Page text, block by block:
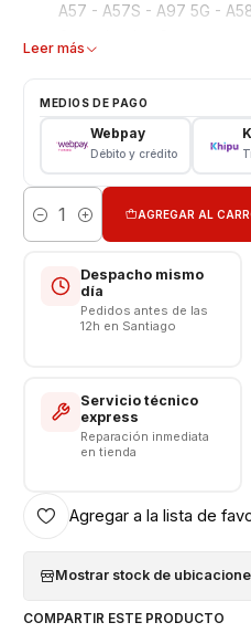
A57 - A57S - A97 5G -
Tipo: Li – ion Battery
Capacidad: 5000 mAh
Voltaje: 3.8 v – 18.8wh
Límite Voltaje: 4.35v
"CONSULTE POR
Leer más
MEDIOS DE PAGO
Webpay
Débito y crédito
Cantidad
AGREGAR AL
Despacho mismo
día
Pedidos antes de las
12h en Santiago
Servicio técnico
express
Reparación inmediata
en tienda
Agregar a la lista de
Mostrar stock de
COMPARTIR ESTE PRODUCTO